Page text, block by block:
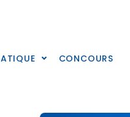
CONCOURS